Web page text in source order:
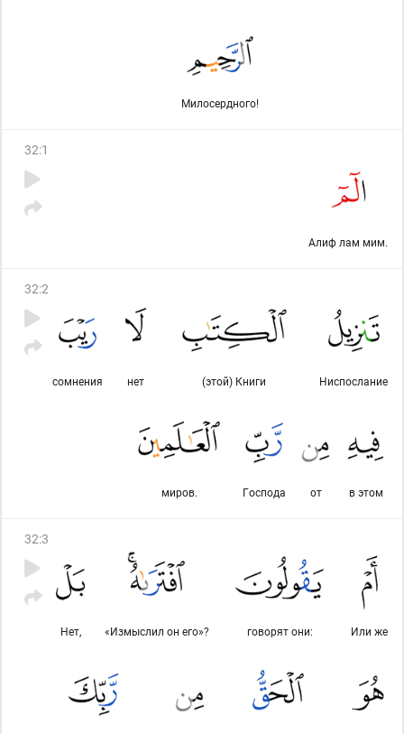
Милосердного!
32:1
Алиф лам мим.
32:2
Ниспослание
(этой) Книги
нет
сомнения
в этом
от
Господа
миров.
32:3
Или же
говорят они:
«Измыслил он его»?
Нет,